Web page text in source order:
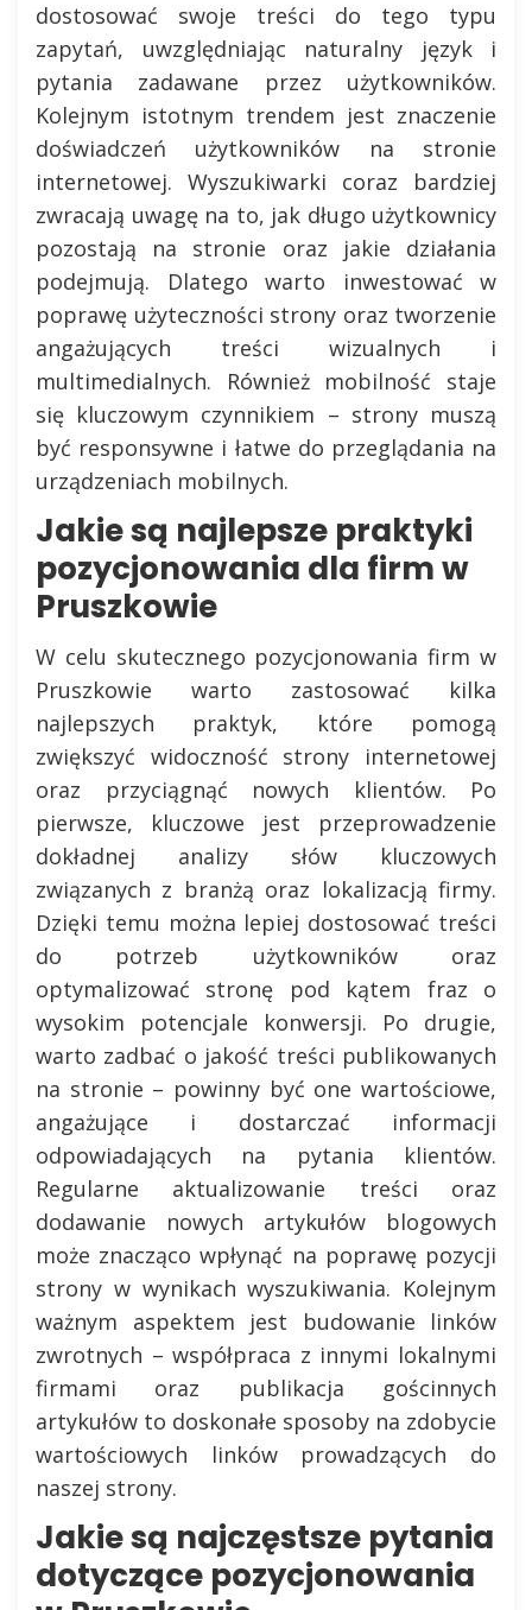
dostosować swoje treści do tego typu
zapytań, uwzględniając naturalny język i
pytania zadawane przez użytkowników.
Kolejnym istotnym trendem jest znaczenie
doświadczeń użytkowników na stronie
internetowej. Wyszukiwarki coraz bardziej
zwracają uwagę na to, jak długo użytkownicy
pozostają na stronie oraz jakie działania
podejmują. Dlatego warto inwestować w
poprawę użyteczności strony oraz tworzenie
angażujących treści wizualnych i
multimedialnych. Również mobilność staje
się kluczowym czynnikiem – strony muszą
być responsywne i łatwe do przeglądania na
urządzeniach mobilnych.
Jakie są najlepsze praktyki
pozycjonowania dla firm w
Pruszkowie
W celu skutecznego pozycjonowania firm w
Pruszkowie warto zastosować kilka
najlepszych praktyk, które pomogą
zwiększyć widoczność strony internetowej
oraz przyciągnąć nowych klientów. Po
pierwsze, kluczowe jest przeprowadzenie
dokładnej analizy słów kluczowych
związanych z branżą oraz lokalizacją firmy.
Dzięki temu można lepiej dostosować treści
do potrzeb użytkowników oraz
optymalizować stronę pod kątem fraz o
wysokim potencjale konwersji. Po drugie,
warto zadbać o jakość treści publikowanych
na stronie – powinny być one wartościowe,
angażujące i dostarczać informacji
odpowiadających na pytania klientów.
Regularne aktualizowanie treści oraz
dodawanie nowych artykułów blogowych
może znacząco wpłynąć na poprawę pozycji
strony w wynikach wyszukiwania. Kolejnym
ważnym aspektem jest budowanie linków
zwrotnych – współpraca z innymi lokalnymi
firmami oraz publikacja gościnnych
artykułów to doskonałe sposoby na zdobycie
wartościowych linków prowadzących do
naszej strony.
Jakie są najczęstsze pytania
dotyczące pozycjonowania